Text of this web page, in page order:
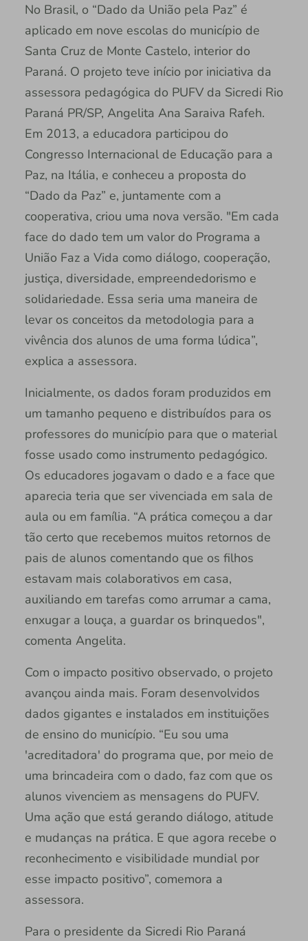
No Brasil, o “Dado da União pela Paz” é
aplicado em nove escolas do município de
Santa Cruz de Monte Castelo, interior do
Paraná. O projeto teve início por iniciativa da
assessora pedagógica do PUFV da Sicredi Rio
Paraná PR/SP, Angelita Ana Saraiva Rafeh.
Em 2013, a educadora participou do
Congresso Internacional de Educação para a
Paz, na Itália, e conheceu a proposta do
“Dado da Paz” e, juntamente com a
cooperativa, criou uma nova versão. "Em cada
face do dado tem um valor do Programa a
União Faz a Vida como diálogo, cooperação,
justiça, diversidade, empreendedorismo e
solidariedade. Essa seria uma maneira de
levar os conceitos da metodologia para a
vivência dos alunos de uma forma lúdica”,
explica a assessora.
Inicialmente, os dados foram produzidos em
um tamanho pequeno e distribuídos para os
professores do município para que o material
fosse usado como instrumento pedagógico.
Os educadores jogavam o dado e a face que
aparecia teria que ser vivenciada em sala de
aula ou em família. “A prática começou a dar
tão certo que recebemos muitos retornos de
pais de alunos comentando que os filhos
estavam mais colaborativos em casa,
auxiliando em tarefas como arrumar a cama,
enxugar a louça, a guardar os brinquedos",
comenta Angelita.
Com o impacto positivo observado, o projeto
avançou ainda mais. Foram desenvolvidos
dados gigantes e instalados em instituições
de ensino do município. “Eu sou uma
'acreditadora' do programa que, por meio de
uma brincadeira com o dado, faz com que os
alunos vivenciem as mensagens do PUFV.
Uma ação que está gerando diálogo, atitude
e mudanças na prática. E que agora recebe o
reconhecimento e visibilidade mundial por
esse impacto positivo”, comemora a
assessora.
Para o presidente da Sicredi Rio Paraná